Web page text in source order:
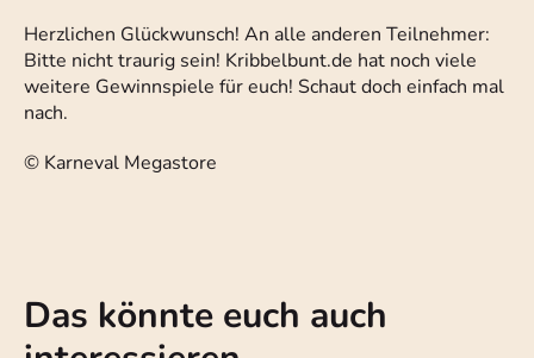
Herzlichen Glückwunsch! An alle anderen Teilnehmer:
Bitte nicht traurig sein! Kribbelbunt.de hat noch viele
weitere Gewinnspiele für euch! Schaut doch einfach mal
nach.
© Karneval Megastore
Das könnte euch auch